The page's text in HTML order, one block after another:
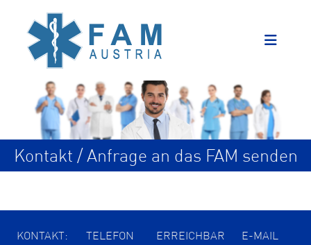
Kontakt / Anfrage an das FAM senden
KONTAKT: TELEFON ERREICHBAR E-MAIL